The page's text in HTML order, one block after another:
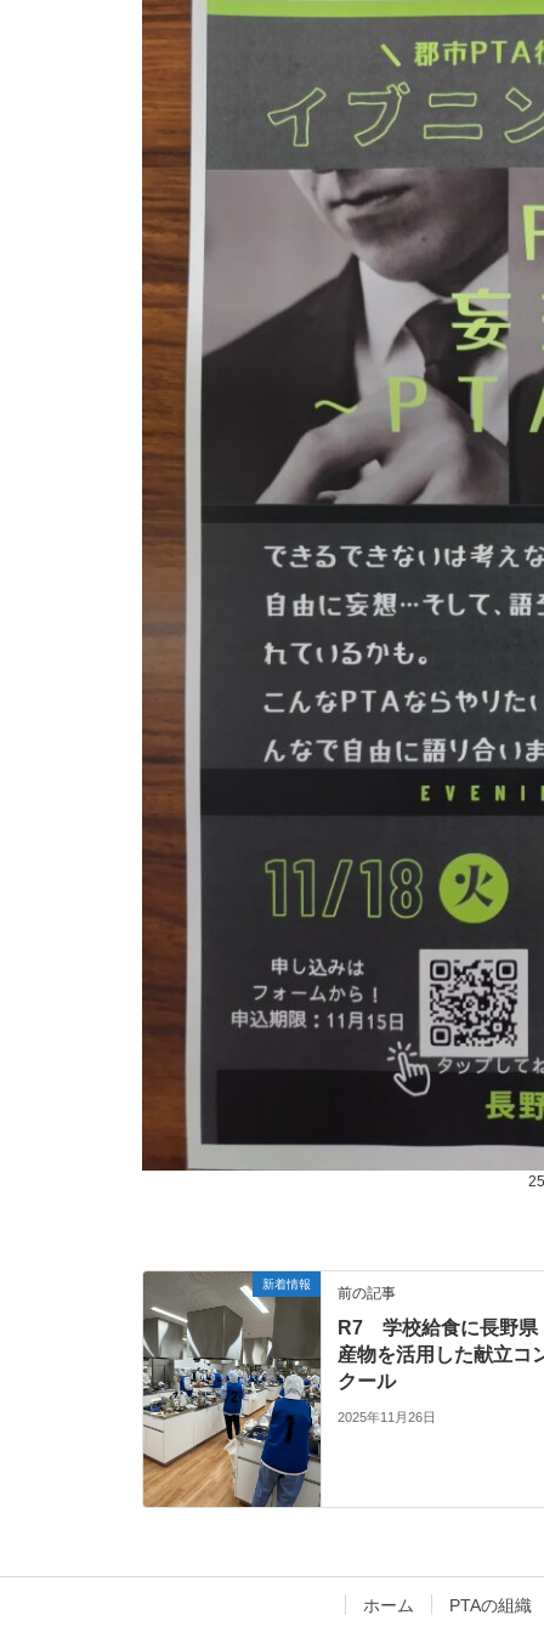
新着情報
前の記事
R7 学校給食に長野県
産物を活用した献立コ
クール
2025年11月26日
ホーム PTAの組織